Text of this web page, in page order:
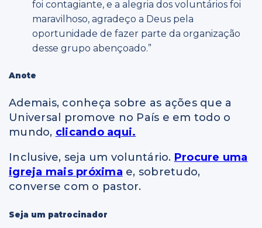
foi contagiante, e a alegria dos voluntários foi
maravilhoso, agradeço a Deus pela
oportunidade de fazer parte da organização
desse grupo abençoado.”
Anote
Ademais, conheça sobre as ações que a
Universal promove no País e em todo o
mundo, clicando aqui.
Inclusive, seja um voluntário. Procure uma
igreja mais próxima e, sobretudo,
converse com o pastor.
Seja um patrocinador